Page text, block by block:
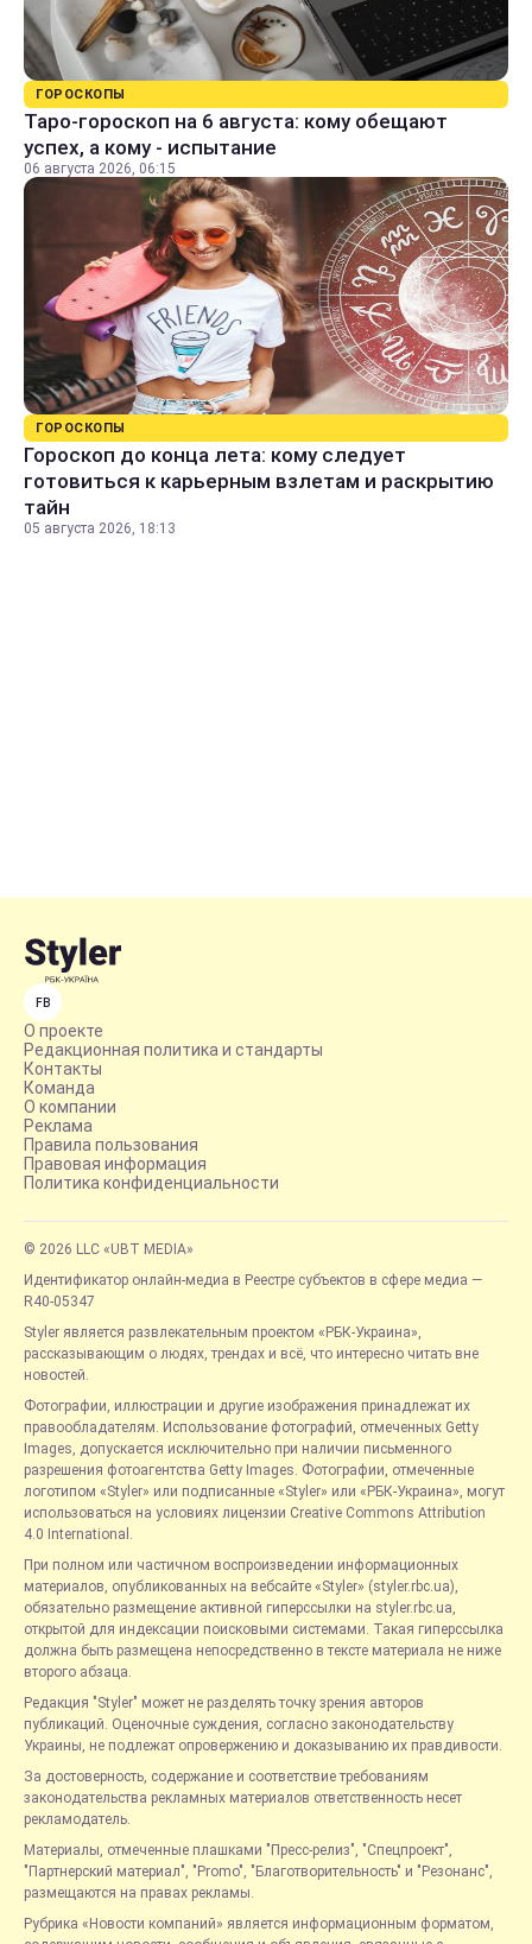
ГОРОСКОПЫ
Таро-гороскоп на 6 августа: кому обещают
успех, а кому - испытание
06 августа 2026, 06:15
ГОРОСКОПЫ
Гороскоп до конца лета: кому следует
готовиться к карьерным взлетам и раскрытию
тайн
05 августа 2026, 18:13
FB
О проекте
Редакционная политика и стандарты
Контакты
Команда
О компании
Реклама
Правила пользования
Правовая информация
Политика конфиденциальности
© 2026 LLC «UBT MEDIA»
Идентификатор онлайн-медиа в Реестре субъектов в сфере медиа —
R40-05347
Styler является развлекательным проектом «РБК-Украина»,
рассказывающим о людях, трендах и всё, что интересно читать вне
новостей.
Фотографии, иллюстрации и другие изображения принадлежат их
правообладателям. Использование фотографий, отмеченных Getty
Images, допускается исключительно при наличии письменного
разрешения фотоагентства Getty Images. Фотографии, отмеченные
логотипом «Styler» или подписанные «Styler» или «РБК-Украина», могут
использоваться на условиях лицензии Creative Commons Attribution
4.0 International.
При полном или частичном воспроизведении информационных
материалов, опубликованных на вебсайте «Styler» (styler.rbc.ua),
обязательно размещение активной гиперссылки на styler.rbc.ua,
открытой для индексации поисковыми системами. Такая гиперссылка
должна быть размещена непосредственно в тексте материала не ниже
второго абзаца.
Редакция "Styler" может не разделять точку зрения авторов
публикаций. Оценочные суждения, согласно законодательству
Украины, не подлежат опровержению и доказыванию их правдивости.
За достоверность, содержание и соответствие требованиям
законодательства рекламных материалов ответственность несет
рекламодатель.
Материалы, отмеченные плашками "Пресс-релиз", "Спецпроект",
"Партнерский материал", "Promo", "Благотворительность" и "Резонанс",
размещаются на правах рекламы.
Рубрика «Новости компаний» является информационным форматом,